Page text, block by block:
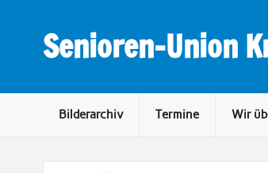
Senioren-Union
Bilderarchiv Termine Wir